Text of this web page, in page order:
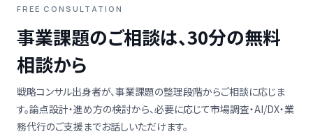
FREE CONSULTATION
事業課題のご相談は、30分の無料
相談から
戦略コンサル出身者が、事業課題の整理段階からご相談に応じま
す。論点設計・進め方の検討から、必要に応じて市場調査・AI/DX・業
務代行のご支援までお話しいただけます。